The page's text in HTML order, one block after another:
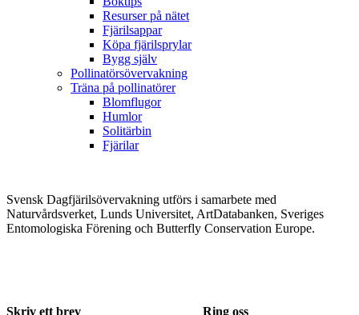
Resurser på nätet
Fjärilsappar
Köpa fjärilsprylar
Bygg själv
Pollinatörsövervakning
Träna på pollinatörer
Blomflugor
Humlor
Solitärbin
Fjärilar
Svensk Dagfjärilsövervakning utförs i samarbete med
Naturvårdsverket, Lunds Universitet, ArtDatabanken, Sveriges
Entomologiska Förening och Butterfly Conservation Europe.
Skriv ett brev Ring oss